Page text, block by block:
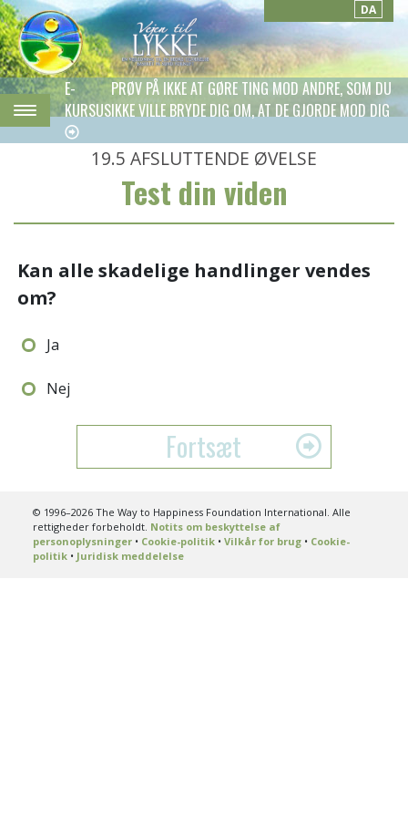
DA
E-
KURSUS
PRØV PÅ IKKE AT GØRE TING MOD ANDRE, SOM DU
IKKE VILLE BRYDE DIG OM, AT DE GJORDE MOD DIG
19.5 AFSLUTTENDE ØVELSE
Test din viden
Kan alle skadelige handlinger vendes
om?
Ja
Nej
Fortsæt
© 1996–2026 The Way to Happiness Foundation International. Alle
rettigheder forbeholdt. Notits om beskyttelse af
personoplysninger• Cookie-politik• Vilkår for brug• Cookie-
politik• Juridisk meddelelse